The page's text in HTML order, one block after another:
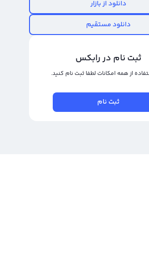
دانلود از بازار
دانلود مستقیم
ثبت نام در رابکس
از همه امکانات لطفا ثبت نام کنید.
ثبت نام